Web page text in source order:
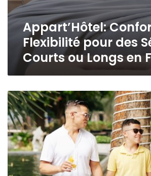
Appart’Hôtel:
Flexibilité pour des
Courts ou Longs en
Les
avantages
de
réserver
directement
sur
le
site